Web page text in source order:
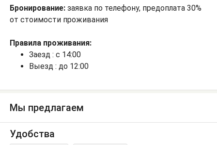
Бронирование: заявка по телефону, предоплата 30%
от стоимости проживания
Правила проживания:
Заезд : с 14:00
Выезд : до 12:00
Мы предлагаем
Удобства